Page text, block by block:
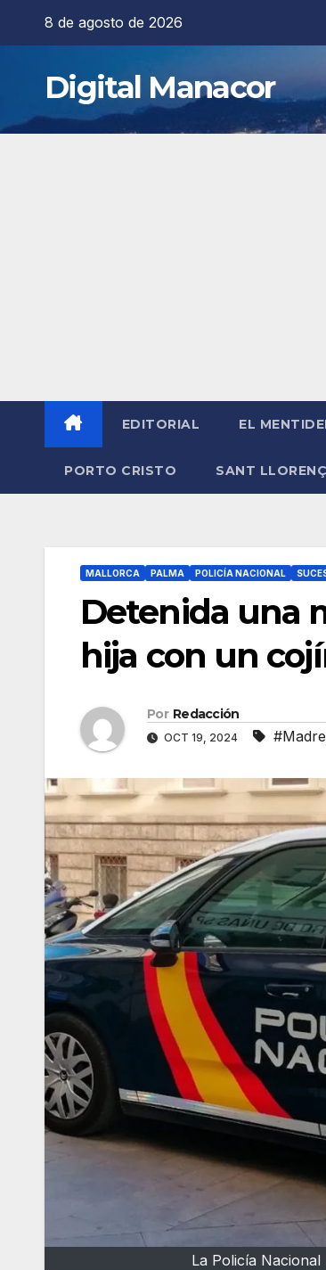
8 de agosto de 2026
Digital Manacor
EDITORIAL EL
PORTO CRISTO SANT LLORENÇ
MALLORCA PALMA POLICÍA NACIONAL
Detenida una
hija con un
Por Redacción
OCT 19, 2024 #Madre
La Policía